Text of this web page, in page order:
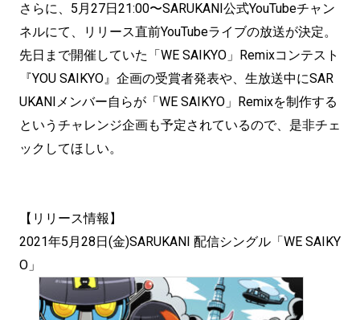
さらに、5月27日21:00〜SARUKANI公式YouTubeチャン
ネルにて、リリース直前YouTubeライブの放送が決定。
先日まで開催していた「WE SAIKYO」Remixコンテスト
『YOU SAIKYO』企画の受賞者発表や、生放送中にSAR
UKANIメンバー自らが「WE SAIKYO」Remixを制作する
というチャレンジ企画も予定されているので、是非チェ
ックしてほしい。
【リリース情報】
2021年5月28日(金)SARUKANI 配信シングル「WE SAIKY
O」